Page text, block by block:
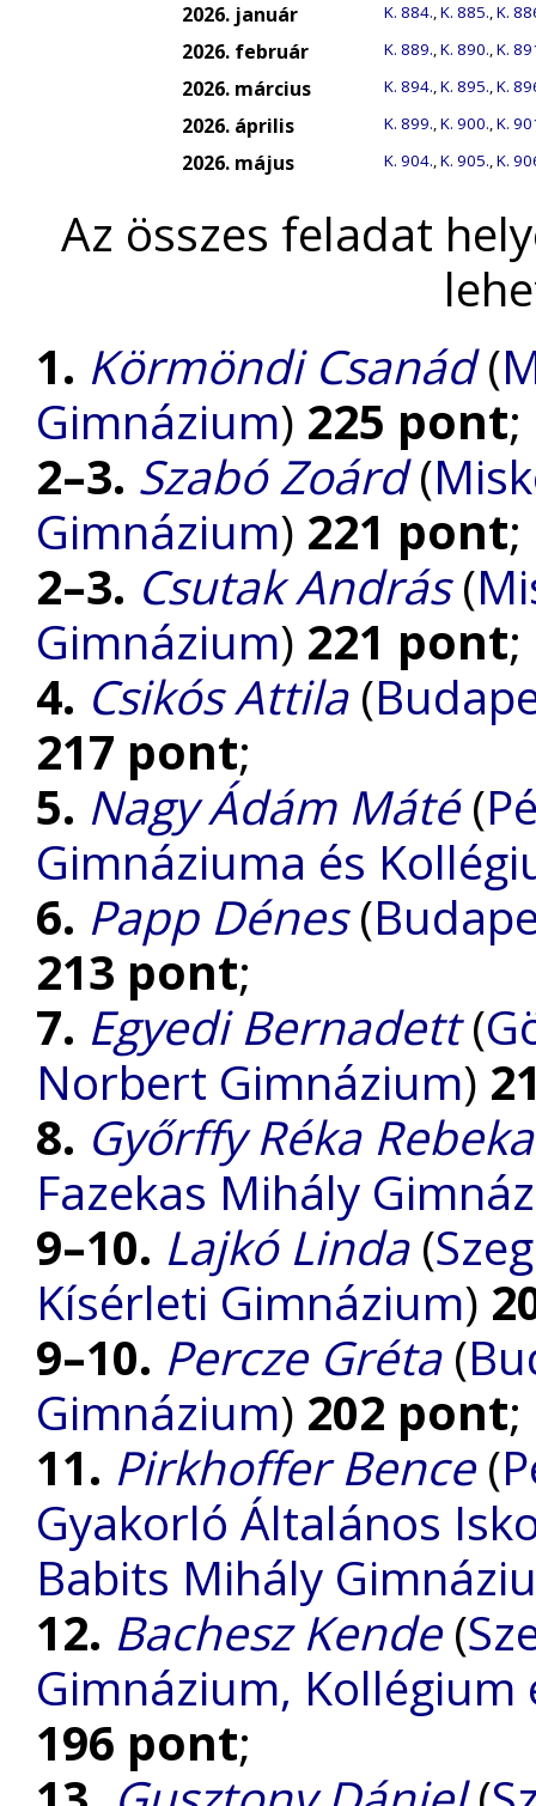
2026. január K. 884.,K. 885.,K.
2026. február K. 889.,K. 890.,K.
2026. március K. 894.,K. 895.,K.
2026. április K. 899.,K. 900.,K.
2026. május K. 904.,K. 905.,K.
Az összes feladat
1. Körmöndi Csanád(
Gimnázium) 225 pont;
2–3. Szabó Zoárd(
Gimnázium) 221 pont;
2–3. Csutak András(
Gimnázium) 221 pont;
4. Csikós Attila(
217 pont;
5. Nagy Ádám Máté(
Gimnáziuma és
6. Papp Dénes(
213 pont;
7. Egyedi Bernadett(
Norbert Gimnázium)
8. Győrffy Réka Rebeka
Fazekas Mihály
9–10. Lajkó Linda(
Kísérleti Gimnázium)
9–10. Percze Gréta(
Gimnázium) 202 pont;
11. Pirkhoffer Bence(
Gyakorló Általános
Babits Mihály
12. Bachesz Kende(
Gimnázium,
196 pont;